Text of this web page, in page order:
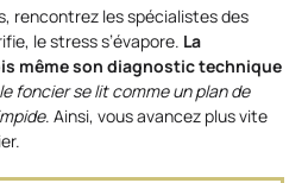
rencontrez les spécialistes des
le stress s’évapore. La
même son diagnostic technique
foncier se lit comme un plan de
. Ainsi, vous avancez plus vite